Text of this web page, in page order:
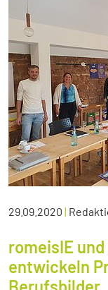
29.09.2020 |
romeisIE
entwickeln